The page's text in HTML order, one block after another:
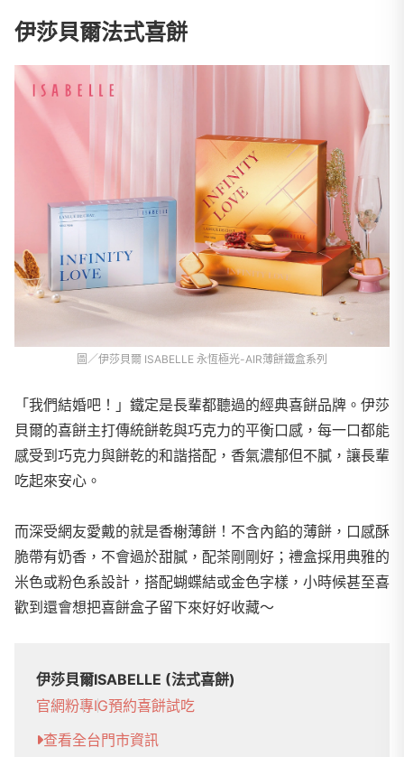
伊莎貝爾法式喜餅
圖／伊莎貝爾 ISABELLE 永恆極光-AIR薄餅鐵盒系列
「我們結婚吧！」鐵定是長輩都聽過的經典喜餅品牌。伊莎
貝爾的喜餅主打傳統餅乾與巧克力的平衡口感，每一口都能
感受到巧克力與餅乾的和諧搭配，香氣濃郁但不膩，讓長輩
吃起來安心。
而深受網友愛戴的就是香榭薄餅！不含內餡的薄餅，口感酥
脆帶有奶香，不會過於甜膩，配茶剛剛好；禮盒採用典雅的
米色或粉色系設計，搭配蝴蝶結或金色字樣，小時候甚至喜
歡到還會想把喜餅盒子留下來好好收藏～
伊莎貝爾ISABELLE (法式喜餅)
官網粉專IG預約喜餅試吃
查看全台門市資訊